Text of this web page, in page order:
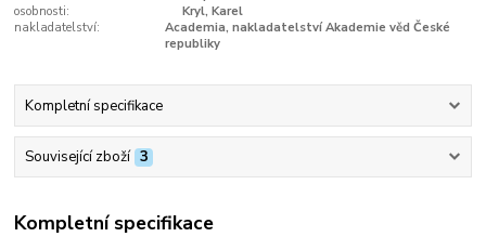
osobnosti:
Kryl, Karel
nakladatelství:
Academia, nakladatelství Akademie věd České
republiky
Kompletní specifikace
Související zboží 3
Kompletní specifikace